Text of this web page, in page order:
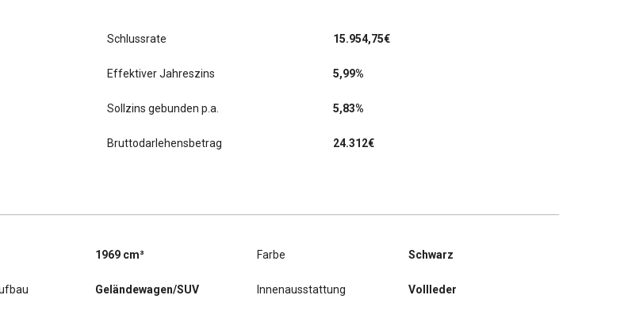
Schlussrate 15.954,75€
Effektiver Jahreszins 5,99%
Sollzins gebunden p.a. 5,83%
Bruttodarlehensbetrag 24.312€
1969 cm³
Geländewagen/SUV
Farbe Schwarz
Innenausstattung Vollleder